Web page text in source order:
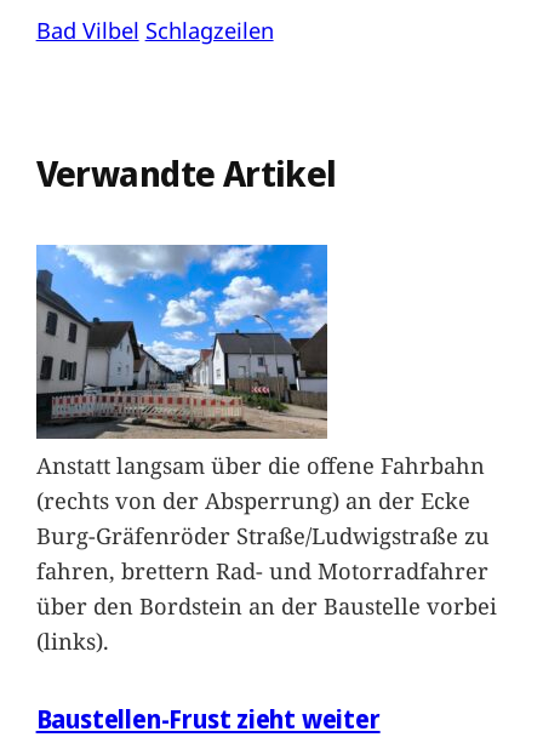
Bad Vilbel Schlagzeilen
Verwandte Artikel
Anstatt langsam über die offene Fahrbahn
(rechts von der Absperrung) an der Ecke
Burg-Gräfenröder Straße/Ludwigstraße zu
fahren, brettern Rad- und Motorradfahrer
über den Bordstein an der Baustelle vorbei
(links).
Baustellen-Frust zieht weiter